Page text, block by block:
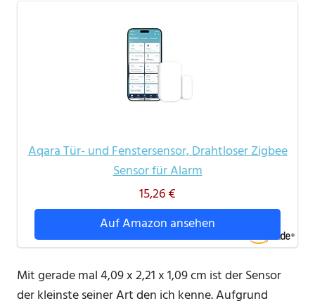
Aqara Tür- und Fenstersensor, Drahtloser Zigbee
Sensor für Alarm
15,26 €
Auf Amazon ansehen
Mit gerade mal 4,09 x 2,21 x 1,09 cm ist der Sensor
der kleinste seiner Art den ich kenne. Aufgrund